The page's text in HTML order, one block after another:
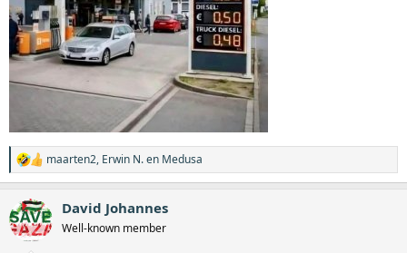
W
a
r
d
e
maarten2, Erwin N.en Medusa
David Johannes
Well-known member